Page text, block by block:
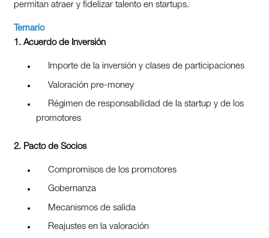
permitan atraer y fidelizar talento en startups.
Temario
1. Acuerdo de Inversión
Importe de la inversión y clases de participaciones
Valoración pre-money
Régimen de responsabilidad de la startup y de los
promotores
2. Pacto de Socios
Compromisos de los promotores
Gobernanza
Mecanismos de salida
Reajustes en la valoración